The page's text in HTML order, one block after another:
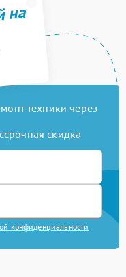
на
техники через
скидка
конфиденциальности